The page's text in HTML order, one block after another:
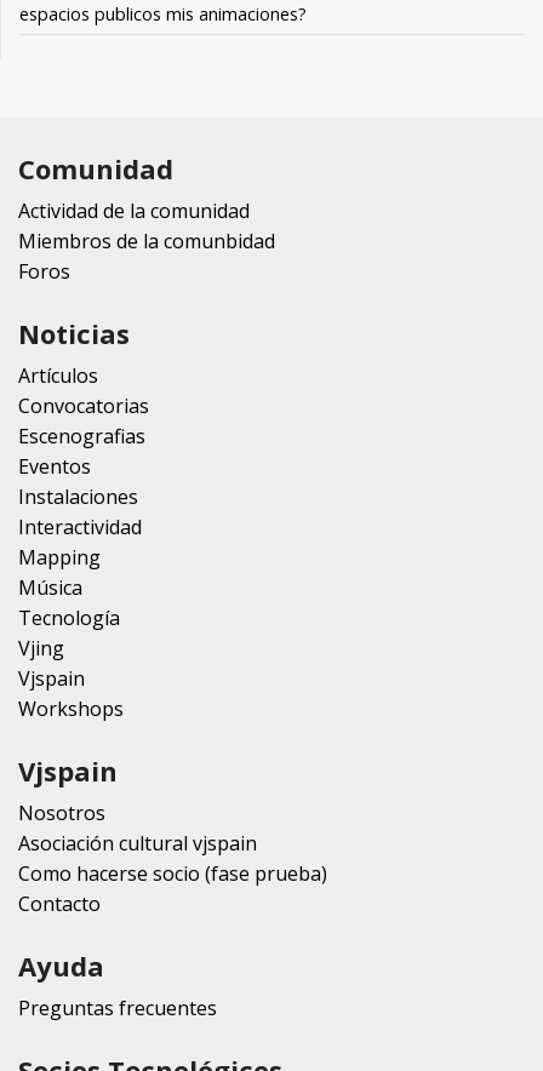
espacios publicos mis animaciones?
Comunidad
Actividad de la comunidad
Miembros de la comunbidad
Foros
Noticias
Artículos
Convocatorias
Escenografias
Eventos
Instalaciones
Interactividad
Mapping
Música
Tecnología
Vjing
Vjspain
Workshops
Vjspain
Nosotros
Asociación cultural vjspain
Como hacerse socio (fase prueba)
Contacto
Ayuda
Preguntas frecuentes